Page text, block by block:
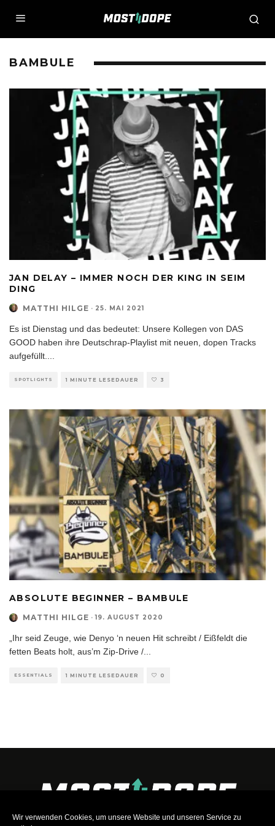
Wir verwenden Cookies, um unsere Website und unseren Service zu
BAMBULE
JAN DELAY – IMMER NOCH DER KING IN SEIM
DING
MATTHI HILGE · 25. MAI 2021
Es ist Dienstag und das bedeutet: Unsere Kollegen von DAS
GOOD haben ihre Deutschrap-Playlist mit neuen, dopen Tracks
aufgefüllt.
SPOTLIGHTS 1 MINUTE LESEDAUER 3
ABSOLUTE BEGINNER – BAMBULE
MATTHI HILGE · 19. AUGUST 2020
„Ihr seid Zeuge, wie Denyo ‘n neuen Hit schreibt / Eißfeldt die
fetten Beats holt, aus’m Zip-Drive /...
ESSENTIALS 1 MINUTE LESEDAUER 0